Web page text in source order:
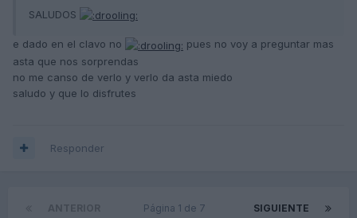
SALUDOS
e dado en el clavo no
pues no voy a preguntar mas
asta que nos sorprendas
no me canso de verlo y verlo da asta miedo
saludo y que lo disfrutes
Responder
SIGUIENTE
Página 1 de 7